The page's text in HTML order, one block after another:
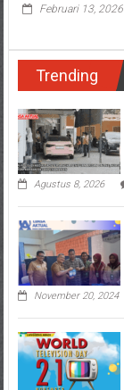
Februari 13, 2026
Trending
Agustus 8, 2026
November 20, 2024